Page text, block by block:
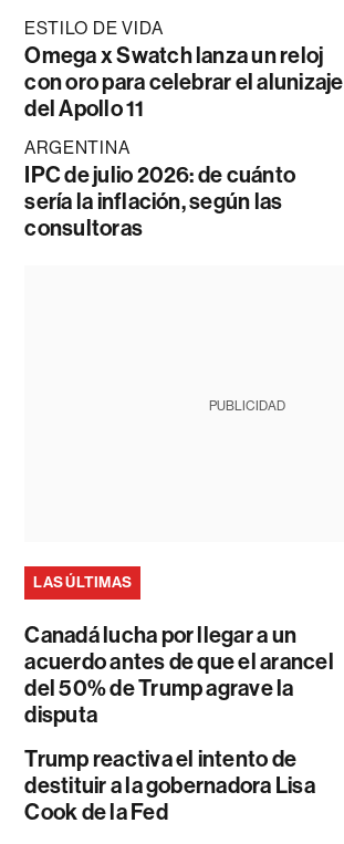
ESTILO DE VIDA
Omega x Swatch lanza un reloj
con oro para celebrar el alunizaje
del Apollo 11
ARGENTINA
IPC de julio 2026: de cuánto
sería la inflación, según las
consultoras
PUBLICIDAD
LAS ÚLTIMAS
Canadá lucha por llegar a un
acuerdo antes de que el arancel
del 50% de Trump agrave la
disputa
Trump reactiva el intento de
destituir a la gobernadora Lisa
Cook de la Fed